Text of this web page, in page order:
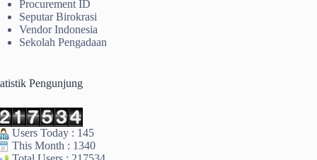
Procurement ID
Seputar Birokrasi
Vendor Indonesia
Sekolah Pengadaan
Pengunjung
Users Today : 145
This Month : 1340